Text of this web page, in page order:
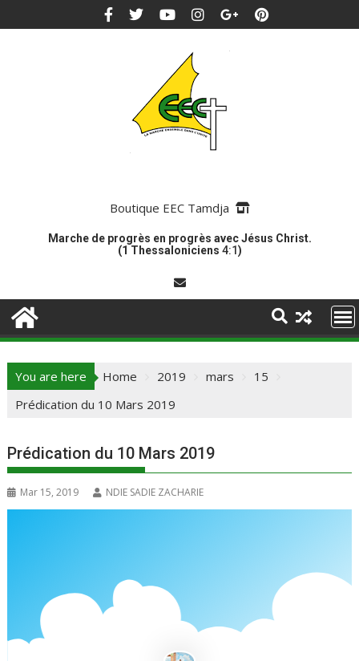
Boutique EEC Tamdja
Marche de progrès en progrès avec Jésus Christ.
(1 Thessaloniciens 4:1)
You are here Home 2019 mars
15
Prédication du 10 Mars 2019
Prédication du 10 Mars 2019
Mar 15, 2019 NDIE SADIE ZACHARIE